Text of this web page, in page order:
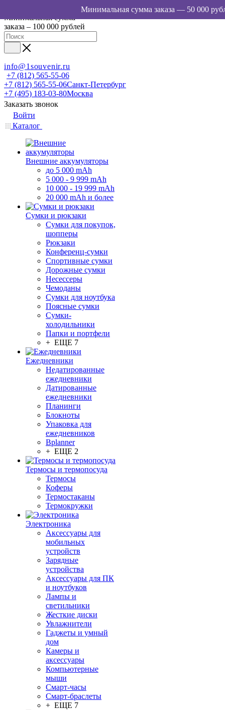
Минимальная сумма
заказа – 100 000 рублей
info@1souvenir.ru
+7 (812) 565-55-06
+7 (812) 565-55-06Санкт-Петербург
+7 (495) 183-03-80Москва
Заказать звонок
Войти
Каталог
Внешние аккумуляторы
до 5 000 mAh
5 000 - 9 999 mAh
10 000 - 19 999 mAh
20 000 mAh и более
Сумки и рюкзаки
Сумки для покупок,
шопперы
Рюкзаки
Конференц-сумки
Спортивные сумки
Дорожные сумки
Несессеры
Чемоданы
Сумки для ноутбука
Поясные сумки
Сумки-
холодильники
Папки и портфели
+ ЕЩЕ 7
Ежедневники
Недатированные
ежедневники
Датированные
ежедневники
Планинги
Блокноты
Упаковка для
ежедневников
Bplanner
+ ЕЩЕ 2
Термосы и термопосуда
Термосы
Коферы
Термостаканы
Термокружки
Электроника
Аксессуары для
мобильных
устройств
Зарядные
устройства
Аксессуары для ПК
и ноутбуков
Лампы и
светильники
Жесткие диски
Увлажнители
Гаджеты и умный
дом
Камеры и
аксессуары
Компьютерные
мыши
Смарт-часы
Смарт-браслеты
+ ЕЩЕ 7